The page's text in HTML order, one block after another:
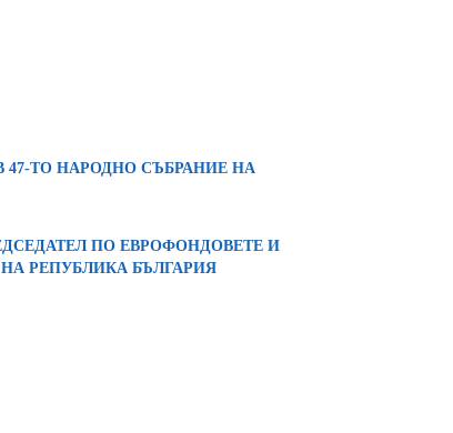
БЪЛГАРИЯ
ТО НАРОДНО СЪБРАНИЕ НА
ПО ЕВРОФОНДОВЕТЕ И
РЕПУБЛИКА БЪЛГАРИЯ